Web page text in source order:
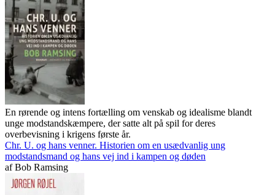
En rørende og intens fortælling om venskab og idealisme blandt
unge modstandskæmpere, der satte alt på spil for deres
overbevisning i krigens første år.
Chr. U. og hans venner. Historien om en usædvanlig ung
modstandsmand og hans vej ind i kampen og døden
afBob Ramsing